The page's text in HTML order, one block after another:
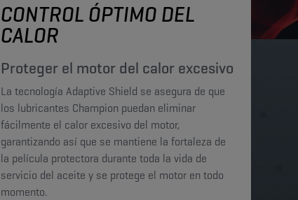
CONTROL ÓPTIMO DEL
CALOR
Proteger el motor del calor excesivo
La tecnología Adaptive Shield se asegura de que
los lubricantes Champion puedan eliminar
fácilmente el calor excesivo del motor,
garantizando así que se mantiene la fortaleza de
la película protectora durante toda la vida de
servicio del aceite y se protege el motor en todo
momento.